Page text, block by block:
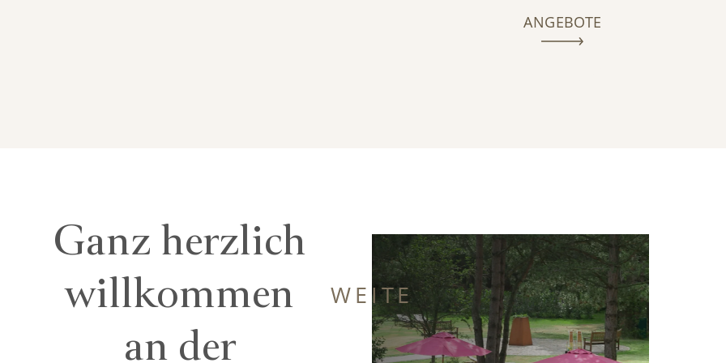
ANGEBOTE
Ganz herzlich
willkommen
an der
WEITE